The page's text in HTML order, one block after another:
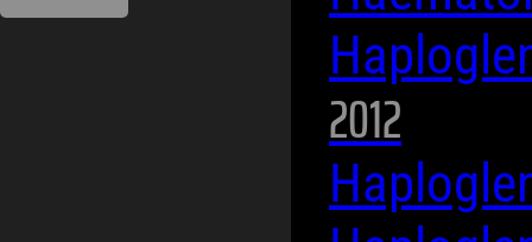
2012